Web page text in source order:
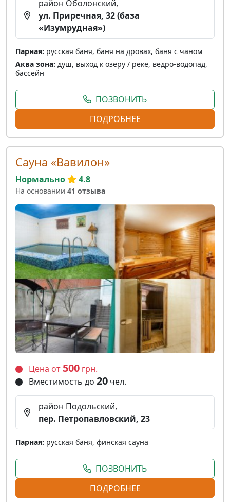
район Оболонский,
ул. Приречная, 32 (база
«Изумрудная»)
Парная: русская баня, баня на дровах, баня с чаном
Аква зона: душ, выход к озеру / реке, ведро-водопад,
бассейн
ПОЗВОНИТЬ
ПОДРОБНЕЕ
Сауна «Вавилон»
Нормально 4.8
На основании 41 отзыва
Цена от 500 грн.
Вместимость до 20 чел.
район Подольский,
пер. Петропавловский, 23
Парная: русская баня, финская сауна
ПОЗВОНИТЬ
ПОДРОБНЕЕ